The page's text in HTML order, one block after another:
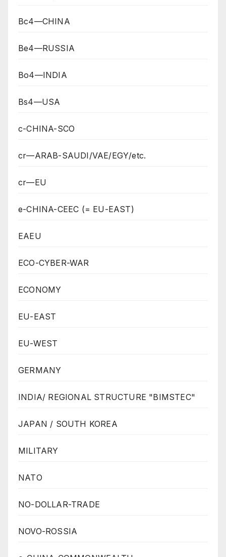
Bc4—CHINA
Be4—RUSSIA
Bo4—INDIA
Bs4—USA
c-CHINA-SCO
cr—ARAB-SAUDI/VAE/EGY/etc.
cr—EU
e-CHINA-CEEC (= EU-EAST)
EAEU
ECO-CYBER-WAR
ECONOMY
EU-EAST
EU-WEST
GERMANY
INDIA/ REGIONAL STRUCTURE "BIMSTEC"
JAPAN / SOUTH KOREA
MILITARY
NATO
NO-DOLLAR-TRADE
NOVO-ROSSIA